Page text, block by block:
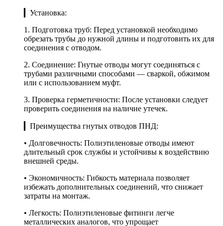
▎Установка:
1. Подготовка труб: Перед установкой необходимо
обрезать трубы до нужной длины и подготовить их для
соединения с отводом.
2. Соединение: Гнутые отводы могут соединяться с
трубами различными способами — сваркой, обжимом
или с использованием муфт.
3. Проверка герметичности: После установки следует
проверить соединения на наличие утечек.
▎Преимущества гнутых отводов ПНД:
• Долговечность: Полиэтиленовые отводы имеют
длительный срок службы и устойчивы к воздействию
внешней среды.
• Экономичность: Гибкость материала позволяет
избежать дополнительных соединений, что снижает
затраты на монтаж.
• Легкость: Полиэтиленовые фитинги легче
металлических аналогов, что упрощает